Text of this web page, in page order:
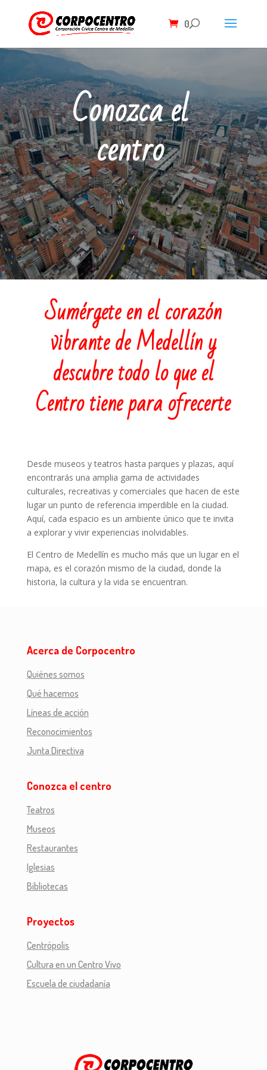
0
Conozca el
centro
Sumérgete en el corazón
vibrante de Medellín y
descubre todo lo que el
Centro tiene para ofrecerte
Desde museos y teatros hasta parques y plazas, aquí
encontrarás una amplia gama de actividades
culturales, recreativas y comerciales que hacen de este
lugar un punto de referencia imperdible en la ciudad.
Aquí, cada espacio es un ambiente único que te invita
a explorar y vivir experiencias inolvidables.
El Centro de Medellín es mucho más que un lugar en el
mapa, es el corazón mismo de la ciudad, donde la
historia, la cultura y la vida se encuentran.
Acerca de Corpocentro
Quiénes somos
Qué hacemos
Líneas de acción
Reconocimientos
Junta Directiva
Conozca el centro
Teatros
Museos
Restaurantes
Iglesias
Bibliotecas
Proyectos
Centrópolis
Cultura en un Centro Vivo
Escuela de ciudadanía